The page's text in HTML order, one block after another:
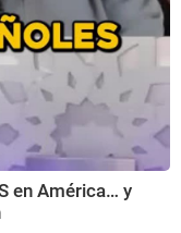
en América… y